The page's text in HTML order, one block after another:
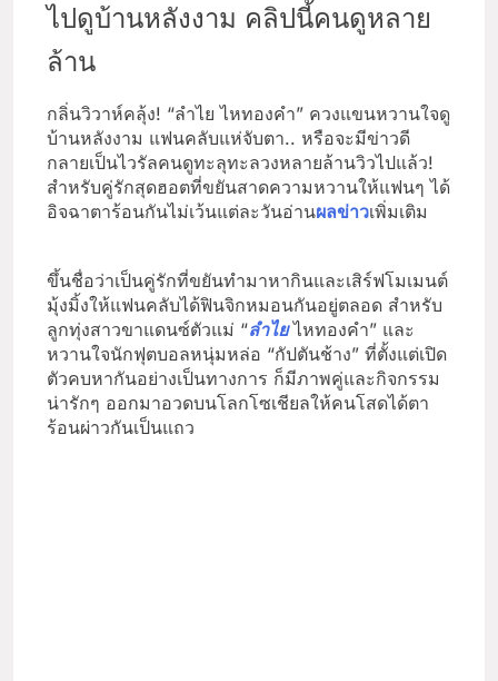
ไปดูบ้านหลังงาม คลิปนี้คนดูหลาย
ล้าน
กลิ่นวิวาห์คลุ้ง! “ลำไย ไหทองคำ” ควงแขนหวานใจดู
บ้านหลังงาม แฟนคลับแห่จับตา.. หรือจะมีข่าวดี
กลายเป็นไวรัลคนดูทะลุทะลวงหลายล้านวิวไปแล้ว!
สำหรับคู่รักสุดฮอตที่ขยันสาดความหวานให้แฟนๆ ได้
อิจฉาตาร้อนกันไม่เว้นแต่ละวันอ่านผลข่าวเพิ่มเติม
ขึ้นชื่อว่าเป็นคู่รักที่ขยันทำมาหากินและเสิร์ฟโมเมนต์
มุ้งมิ้งให้แฟนคลับได้ฟินจิกหมอนกันอยู่ตลอด สำหรับ
ลูกทุ่งสาวขาแดนซ์ตัวแม่ “ลำไยไหทองคำ” และ
หวานใจนักฟุตบอลหนุ่มหล่อ “กัปตันช้าง” ที่ตั้งแต่เปิด
ตัวคบหากันอย่างเป็นทางการ ก็มีภาพคู่และกิจกรรม
น่ารักๆ ออกมาอวดบนโลกโซเชียลให้คนโสดได้ตา
ร้อนผ่าวกันเป็นแถว